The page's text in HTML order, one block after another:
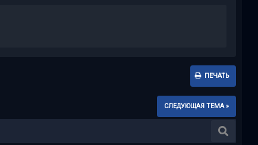
ПЕЧАТЬ
СЛЕДУЮЩАЯ ТЕМА »